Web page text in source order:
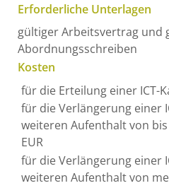
Erforderliche Unterlagen
gültiger Arbeitsvertrag und
Abordnungsschreiben
Kosten
für die Erteilung einer ICT-
für die Verlängerung einer
weiteren Aufenthalt von
EUR
für die Verlängerung einer
weiteren Aufenthalt von